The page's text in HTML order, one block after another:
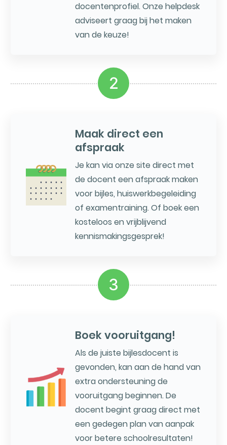
docentenprofiel. Onze helpdesk
adviseert graag bij het maken
van de keuze!
2
Maak direct een
afspraak
Je kan via onze site direct met
de docent een afspraak maken
voor bijles, huiswerkbegeleiding
of examentraining. Of boek een
kosteloos en vrijblijvend
kennismakingsgesprek!
3
Boek vooruitgang!
Als de juiste bijlesdocent is
gevonden, kan aan de hand van
extra ondersteuning de
vooruitgang beginnen. De
docent begint graag direct met
een gedegen plan van aanpak
voor betere schoolresultaten!